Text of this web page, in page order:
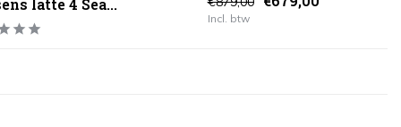
latte 4 Sea...
Incl. btw